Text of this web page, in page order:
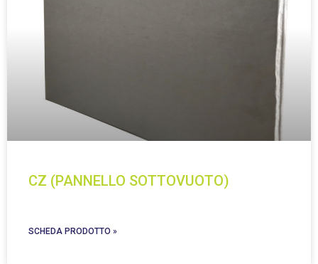
CZ (PANNELLO SOTTOVUOTO)
SCHEDA PRODOTTO »